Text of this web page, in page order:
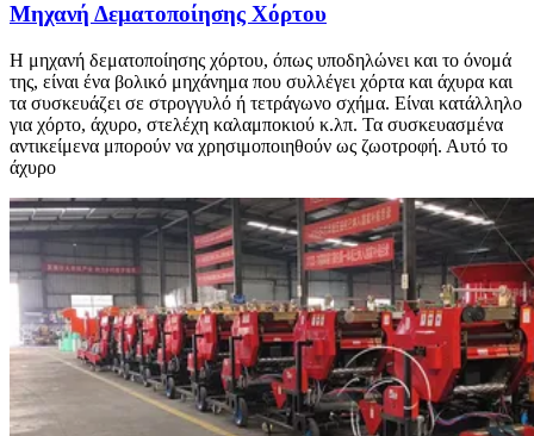
Μηχανή Δεματοποίησης Χόρτου
Η μηχανή δεματοποίησης χόρτου, όπως υποδηλώνει και το όνομά
της, είναι ένα βολικό μηχάνημα που συλλέγει χόρτα και άχυρα και
τα συσκευάζει σε στρογγυλό ή τετράγωνο σχήμα. Είναι κατάλληλο
για χόρτο, άχυρο, στελέχη καλαμποκιού κ.λπ. Τα συσκευασμένα
αντικείμενα μπορούν να χρησιμοποιηθούν ως ζωοτροφή. Αυτό το
άχυρο